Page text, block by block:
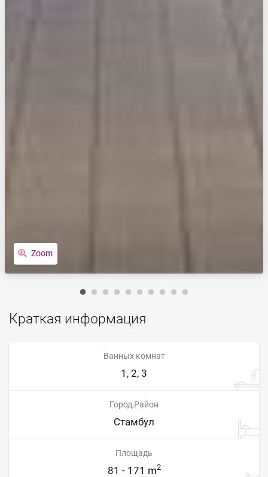
Zoom
Краткая информация
Ванных комнат
1, 2, 3
Город,Район
Стамбул
Площадь
81 - 171 m2